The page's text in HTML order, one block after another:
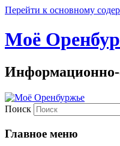
Перейти к основному
Моё
Информационно-
Поиск
Главное меню